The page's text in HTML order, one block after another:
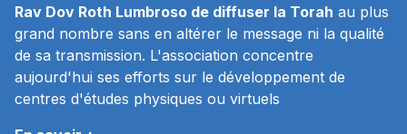
Rav Dov Roth Lumbroso de diffuser la Torah au plus
grand nombre sans en altérer le message ni la qualité
de sa transmission. L'association concentre
aujourd'hui ses efforts sur le développement de
centres d'études physiques ou virtuels